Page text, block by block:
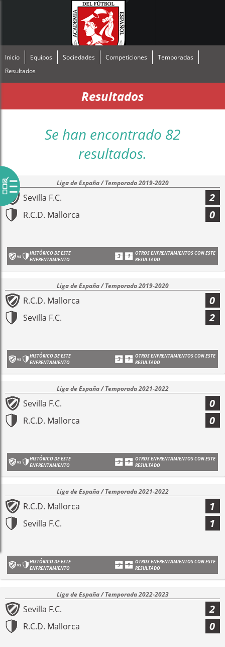
Inicio Equipos Sociedades Competiciones
Temporadas
Resultados
Resultados
Se han encontrado 82
resultados.
Liga de España / Temporada 2019-2020
Sevilla F.C. 2
R.C.D. Mallorca 0
HISTÓRICO DE ESTE
ENFRENTAMIENTO
OTROS ENFRENTAMIENTOS CON ESTE
RESULTADO
Liga de España / Temporada 2019-2020
R.C.D. Mallorca 0
Sevilla F.C. 2
HISTÓRICO DE ESTE
ENFRENTAMIENTO
OTROS ENFRENTAMIENTOS CON ESTE
RESULTADO
Liga de España / Temporada 2021-2022
Sevilla F.C. 0
R.C.D. Mallorca 0
HISTÓRICO DE ESTE
ENFRENTAMIENTO
OTROS ENFRENTAMIENTOS CON ESTE
RESULTADO
Liga de España / Temporada 2021-2022
R.C.D. Mallorca 1
Sevilla F.C. 1
HISTÓRICO DE ESTE
ENFRENTAMIENTO
OTROS ENFRENTAMIENTOS CON ESTE
RESULTADO
Liga de España / Temporada 2022-2023
Sevilla F.C. 2
R.C.D. Mallorca 0